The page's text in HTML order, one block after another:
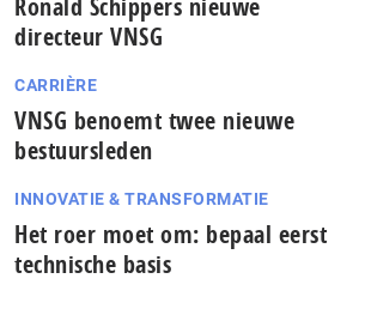
Ronald Schippers nieuwe
directeur VNSG
CARRIÈRE
VNSG benoemt twee nieuwe
bestuursleden
INNOVATIE & TRANSFORMATIE
Het roer moet om: bepaal eerst
technische basis